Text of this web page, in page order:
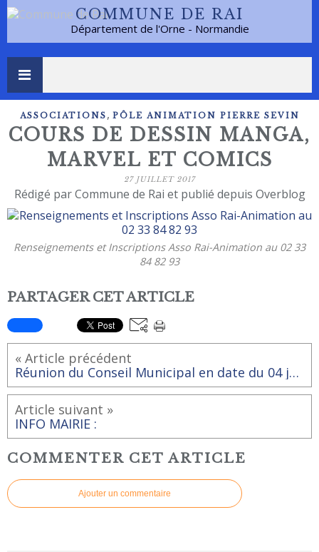
COMMUNE DE RAI
Département de l'Orne - Normandie
ASSOCIATIONS , PÔLE ANIMATION PIERRE SEVIN
COURS DE DESSIN MANGA,
MARVEL ET COMICS
27 JUILLET 2017
Rédigé par Commune de Rai et publié depuis Overblog
Renseignements et Inscriptions Asso Rai-Animation au 02 33
84 82 93
PARTAGER CET ARTICLE
« Article précédent
Réunion du Conseil Municipal en date du 04 juillet 2017
Article suivant »
INFO MAIRIE :
COMMENTER CET ARTICLE
Ajouter un commentaire